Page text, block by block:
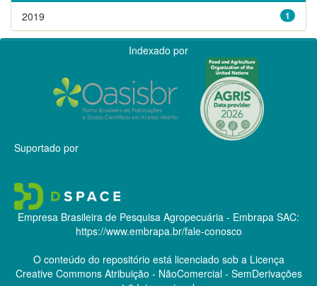
1
2019
Indexado por
Suportado por
Empresa Brasileira de Pesquisa Agropecuária - Embrapa SAC:
https://www.embrapa.br/fale-conosco
O conteúdo do repositório está licenciado sob a Licença
Creative CommonsAtribuição - NãoComercial - SemDerivações